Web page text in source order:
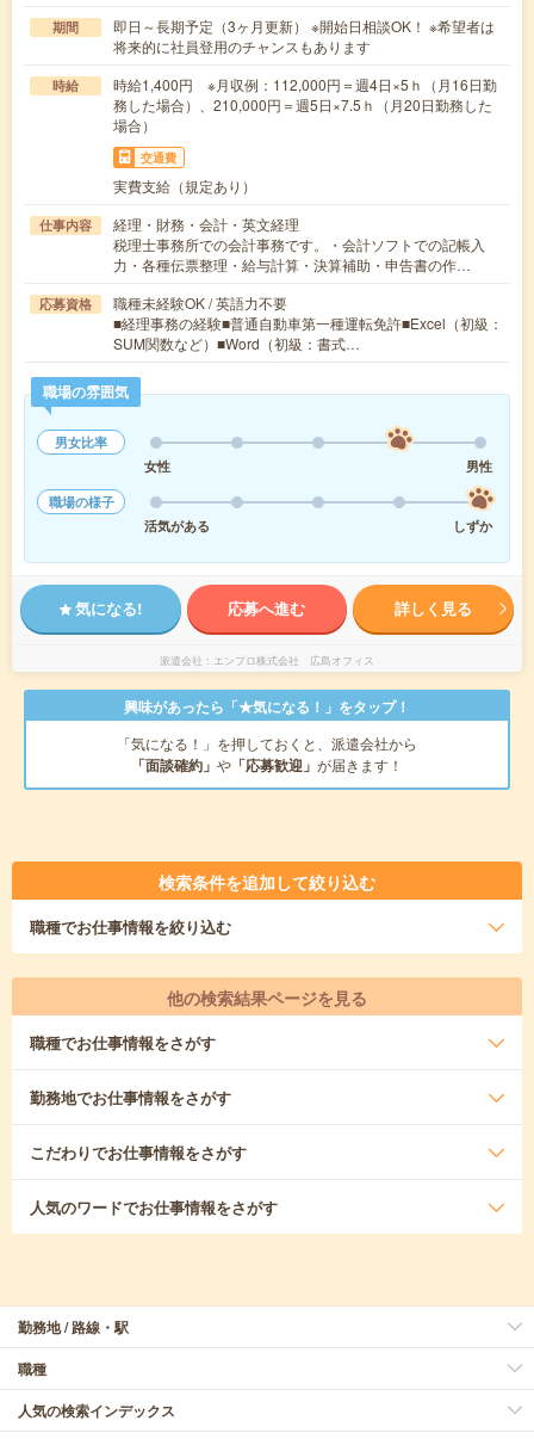
期間
即日～長期予定（3ヶ月更新） ※開始日相談OK！ ※希望者は
将来的に社員登用のチャンスもあります
時給
時給1,400円 ※月収例：112,000円＝週4日×5ｈ（月16日勤
務した場合）、210,000円＝週5日×7.5ｈ（月20日勤務した
場合）
交通費
実費支給（規定あり）
仕事内容
経理・財務・会計・英文経理
税理士事務所での会計事務です。・会計ソフトでの記帳入
力・各種伝票整理・給与計算・決算補助・申告書の作…
応募資格
職種未経験OK / 英語力不要
■経理事務の経験■普通自動車第一種運転免許■Excel（初級：
SUM関数など）■Word（初級：書式…
職場の雰囲気
男女比率
女性
男性
職場の様子
活気がある
しずか
気になる! 応募へ進む 詳しく見る
派遣会社 エンプロ株式会社 広島オフィス
興味があったら「★気になる！」をタップ！
「気になる！」を押しておくと、派遣会社から
「面談確約」 や 「応募歓迎」 が届きます！
検索条件を追加して絞り込む
職種でお仕事情報を絞り込む
他の検索結果ページを見る
職種でお仕事情報をさがす
勤務地でお仕事情報をさがす
こだわりでお仕事情報をさがす
人気のワードでお仕事情報をさがす
勤務地 / 路線・駅
職種
人気の検索インデックス